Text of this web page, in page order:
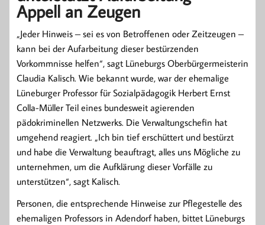
Appell an Zeugen
„Jeder Hinweis – sei es von Betroffenen oder Zeitzeugen –
kann bei der Aufarbeitung dieser bestürzenden
Vorkommnisse helfen“, sagt Lüneburgs Oberbürgermeisterin
Claudia Kalisch. Wie bekannt wurde, war der ehemalige
Lüneburger Professor für Sozialpädagogik Herbert Ernst
Colla-Müller Teil eines bundesweit agierenden
pädokriminellen Netzwerks. Die Verwaltungschefin hat
umgehend reagiert. „Ich bin tief erschüttert und bestürzt
und habe die Verwaltung beauftragt, alles uns Mögliche zu
unternehmen, um die Aufklärung dieser Vorfälle zu
unterstützen“, sagt Kalisch.
Personen, die entsprechende Hinweise zur Pflegestelle des
ehemaligen Professors in Adendorf haben, bittet Lüneburgs